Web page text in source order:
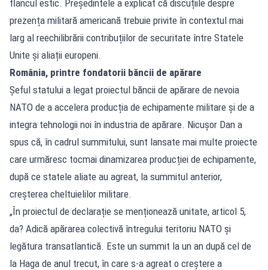
flancul estic. Președintele a explicat că discuțiile despre
prezența militară americană trebuie privite în contextul mai
larg al reechilibrării contribuțiilor de securitate între Statele
Unite și aliații europeni.
România, printre fondatorii băncii de apărare
Șeful statului a legat proiectul băncii de apărare de nevoia
NATO de a accelera producția de echipamente militare și de a
integra tehnologii noi în industria de apărare. Nicușor Dan a
spus că, în cadrul summitului, sunt lansate mai multe proiecte
care urmăresc tocmai dinamizarea producției de echipamente,
după ce statele aliate au agreat, la summitul anterior,
creșterea cheltuielilor militare.
„În proiectul de declarație se menționează unitate, articol 5,
da? Adică apărarea colectivă întregului teritoriu NATO și
legătura transatlantică. Este un summit la un an după cel de
la Haga de anul trecut, în care s-a agreat o creștere a